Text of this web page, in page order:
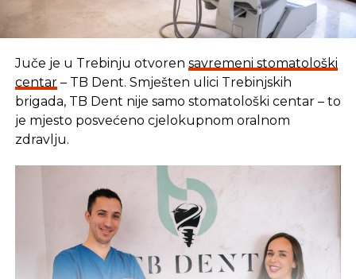
Juče je u Trebinju otvoren savremeni stomatološki
centar– TB Dent. Smješten ulici Trebinjskih
brigada, TB Dent nije samo stomatološki centar – to
je mjesto posvećeno cjelokupnom oralnom
zdravlju.